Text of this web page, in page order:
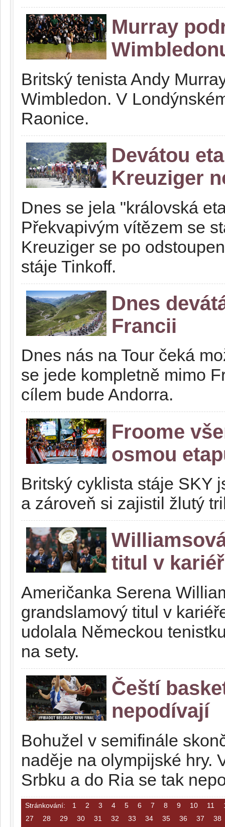
Murray
Britský tenista Andy
Wimbledon. V
Raonice.
Devátou
Kreuziger
Dnes se jela "královská
Překvapivým vítězem se
Kreuziger se po
stáje Tinkoff.
Dnes
Francii
Dnes nás na Tour čeká
se jede kompletně mimo
cílem bude Andorra.
Froome
osmou
Britský cyklista stáje SKY
a zároveň si zajistil žlutý
titul v
Američanka Serena
grandslamový titul v
udolala Německou
na sety.
Čeští
nepodívají
Bohužel v semifinále
naděje na olympijské hry.
Srbku a do Ria se tak
Stránkování: 1 2 3 4 5 6 7 8 9 10 11
27
28 29 30 31 32 33 34 35 36 37 38